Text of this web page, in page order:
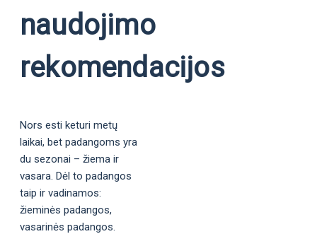
naudojimo
rekomendacijos
Nors esti keturi metų
laikai, bet padangoms yra
du sezonai – žiema ir
vasara. Dėl to padangos
taip ir vadinamos:
žieminės padangos,
vasarinės padangos.